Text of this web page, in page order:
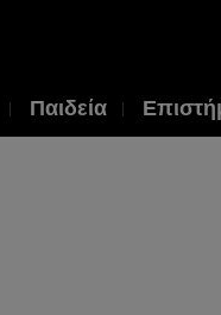
Παιδεία